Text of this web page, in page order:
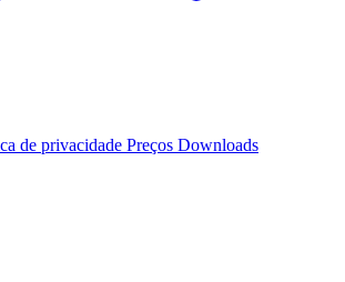
de privacidade Preços Downloads